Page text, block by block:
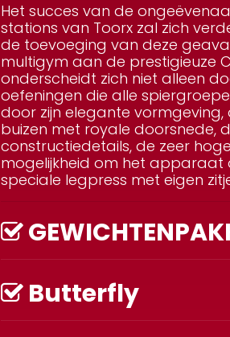
Het succes van de
stations van Toorx zal zich
de toevoeging van deze
multigym aan de prestigieuze
onderscheidt zich niet alleen
oefeningen die alle
door zijn elegante
buizen met royale doorsnede,
constructiedetails, de zeer
mogelijkheid om het apparaat
speciale legpress met eigen
Butterfly